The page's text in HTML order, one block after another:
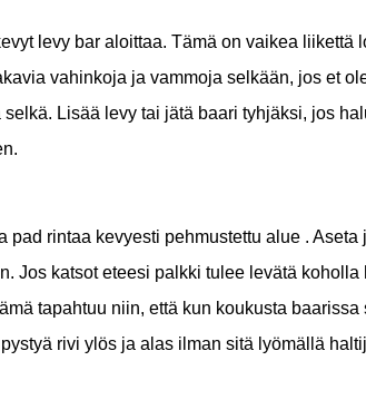
levy bar aloittaa. Tämä on vaikea
vahinkoja ja vammoja selkään, jos et
selkä. Lisää levy tai jätä baari tyhjäksi, jos
pad rintaa kevyesti pehmustettu alue .
Jos katsot eteesi palkki tulee levätä
tapahtuu niin, että kun koukusta
rivi ylös ja alas ilman sitä lyömällä